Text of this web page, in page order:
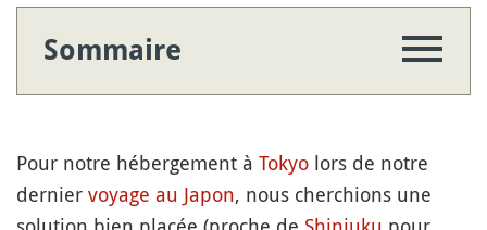
Sommaire
Pour notre hébergement à Tokyo lors de notre
dernier voyage au Japon, nous cherchions une